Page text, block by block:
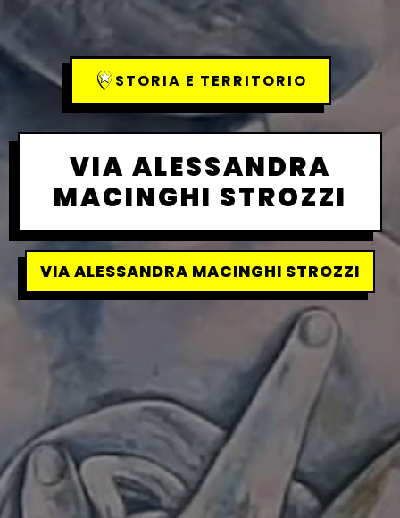
STORIA E TERRITORIO
VIA ALESSANDRA
MACINGHI STROZZI
VIA ALESSANDRA MACINGHI STROZZI